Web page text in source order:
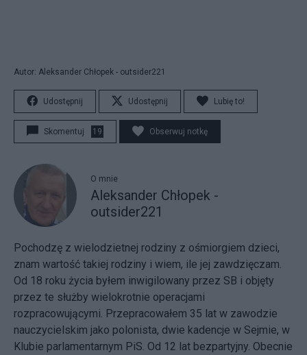
Autor: Aleksander Chłopek - outsider221
Udostępnij Udostępnij Lubię to!
Skomentuj 19 Obserwuj notkę
O mnie
Aleksander Chłopek -
outsider221
Pochodzę z wielodzietnej rodziny z ośmiorgiem dzieci,
znam wartość takiej rodziny i wiem, ile jej zawdzięczam.
Od 18 roku życia byłem inwigilowany przez SB i objęty
przez te służby wielokrotnie operacjami
rozpracowującymi. Przepracowałem 35 lat w zawodzie
nauczycielskim jako polonista, dwie kadencje w Sejmie, w
Klubie parlamentarnym PiS. Od 12 lat bezpartyjny. Obecnie